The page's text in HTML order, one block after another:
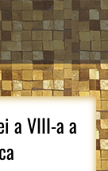
a VIII-a a